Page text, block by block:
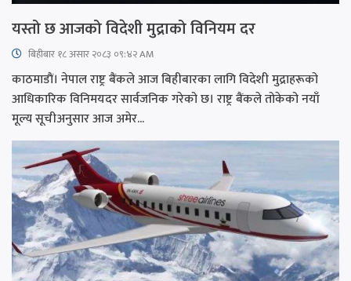
यस्तो छ आजको विदेशी मुद्राको विनियम दर
बिहीबार १८ असार २०८३ ०९:४२ AM
काठमाडाैं। नेपाल राष्ट्र बैंकले आज बिहीबारका लागि विदेशी मुद्राहरूको
आधिकारिक विनिमयदर सार्वजनिक गरेको छ। राष्ट्र बैंकले तोकेको नयाँ
मूल्य सूचीअनुसार आज अमेर...